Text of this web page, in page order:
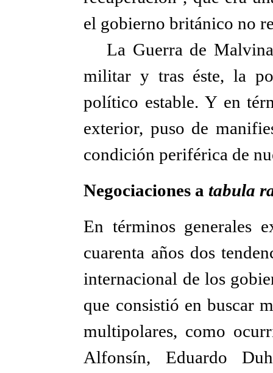
el gobierno británico no
La Guerra de
militar y tras éste, la
político estable. Y en
exterior, puso de
condición periférica de
Negociaciones a tabula
En términos generales
cuarenta años dos
internacional de los
que consistió en buscar
multipolares, como
Alfonsín, Eduardo